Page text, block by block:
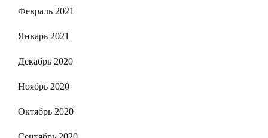
Февраль 2021
Январь 2021
Декабрь 2020
Ноябрь 2020
Октябрь 2020